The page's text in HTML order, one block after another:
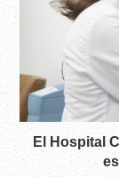
El Hospital